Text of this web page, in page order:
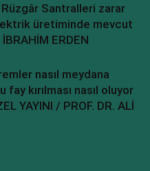
Santralleri zarar
üretiminde mevcut
ERDEN
nasıl meydana
fay kırılması nasıl oluyor
YAYINI / PROF. DR. ALİ